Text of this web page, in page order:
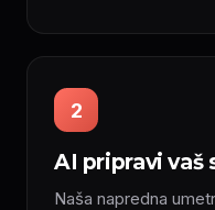
2
AI pripravi vaš
Naša napredna